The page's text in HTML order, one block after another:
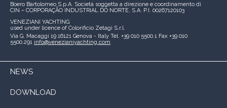
Boero Bartolomeo S.p.A. Società soggetta a direzione e coordinamento di
CIN – CORPORAÇÃO INDUSTRIAL DO NORTE, S.A. P.I. 00267120103
VENEZIANI YACHTING
used under licence of Colorificio Zetagi S.r.l.
Via G. Macaggi 19 16121 Genova - Italy Tel. +39 010 5500.1 Fax +39 010
5500.291 info@venezianiyachting.com
NEWS
DOWNLOAD